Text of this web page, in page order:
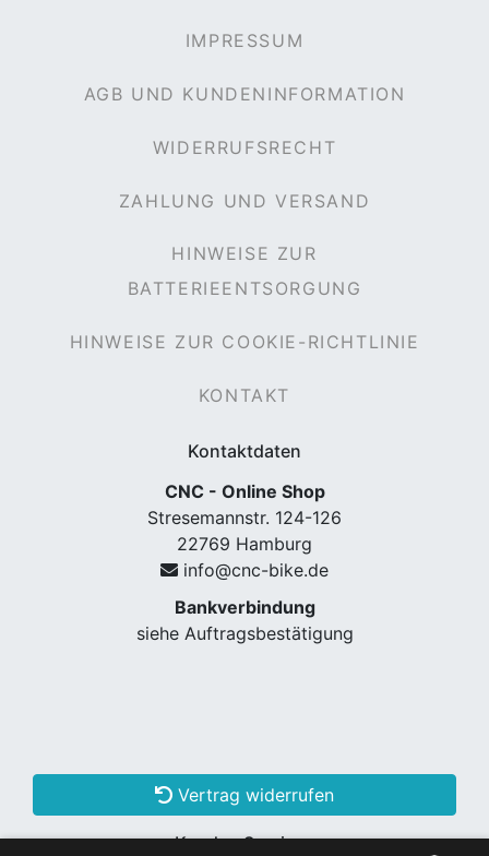
IMPRESSUM
AGB UND KUNDENINFORMATION
WIDERRUFSRECHT
ZAHLUNG UND VERSAND
HINWEISE ZUR
BATTERIEENTSORGUNG
HINWEISE ZUR COOKIE-RICHTLINIE
KONTAKT
Kontaktdaten
CNC - Online Shop
Stresemannstr. 124-126
22769 Hamburg
info@cnc-bike.de
Bankverbindung
siehe Auftragsbestätigung
Vertrag widerrufen
Kunden Services